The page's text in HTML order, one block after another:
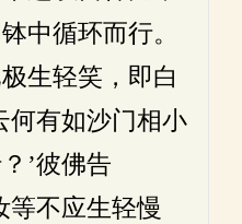
中循环而行。
生轻笑，即白
何有如沙门相小
’彼佛告
等不应生轻慢